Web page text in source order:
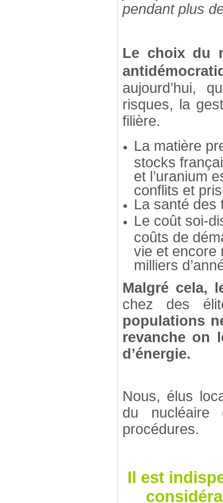
pendant plus
Le choix du
aujourd’hui,
risques, la
filière.
La matière
stocks
et l’uranium
conflits et
La santé des
Le coût soi-
coûts de
vie et encore
milliers
Malgré cela,
chez des
populations
revanche on
d’énergie.
Nous, élus
du
procédures.
Il est